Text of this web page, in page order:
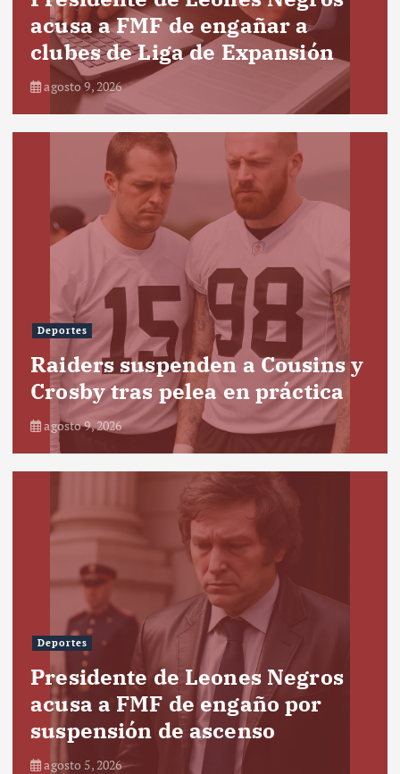
acusa a FMF de engañar a
clubes de Liga de Expansión
agosto 9, 2026
Deportes
Raiders suspenden a Cousins y
Crosby tras pelea en práctica
agosto 9, 2026
Deportes
Presidente de Leones Negros
acusa a FMF de engaño por
suspensión de ascenso
agosto 5, 2026